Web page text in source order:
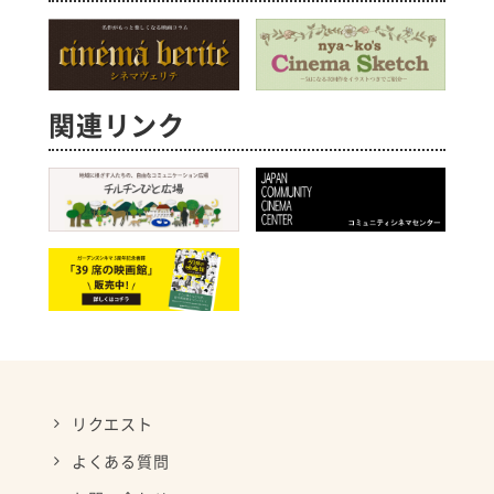
関連リンク
リクエスト
よくある質問